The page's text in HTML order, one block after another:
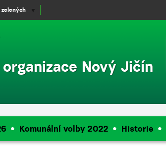
Nový Jičín
Komunální volby 2022 Historie
▼